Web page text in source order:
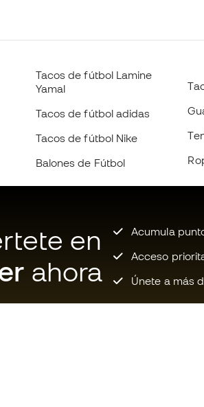
Tacos de fútbol Lamine
Yamal
Tacos de fútbol adidas
Tacos de fútbol Nike
Balones de Fútbol
en
ahora
Acumula
Acceso
Únete a más